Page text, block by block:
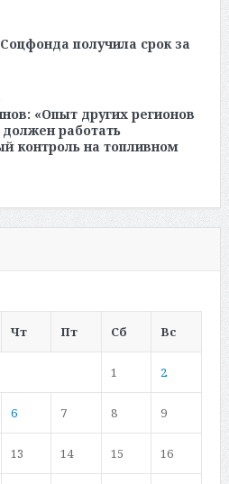
получила срок за
«Опыт других регионов
работать
контроль на топливном
Чт Пт Сб Вс
1 2
6 7 8 9
13 14 15 16